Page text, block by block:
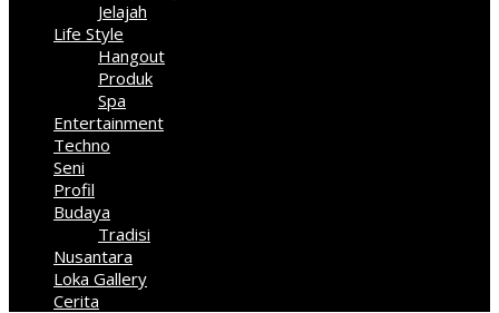
Jelajah
Life Style
Hangout
Produk
Spa
Entertainment
Techno
Seni
Profil
Budaya
Tradisi
Nusantara
Loka Gallery
Cerita